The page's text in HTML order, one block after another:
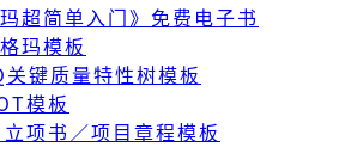
超简单入门》免费电子书
玛模板
关键质量特性树模板
模板
项书／项目章程模板